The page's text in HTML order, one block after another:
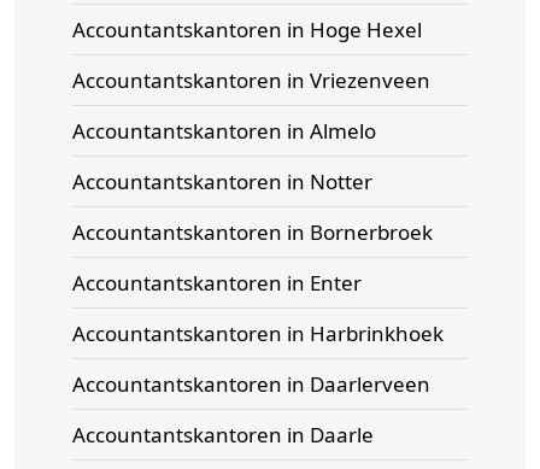
Accountantskantoren in Hoge Hexel
Accountantskantoren in Vriezenveen
Accountantskantoren in Almelo
Accountantskantoren in Notter
Accountantskantoren in Bornerbroek
Accountantskantoren in Enter
Accountantskantoren in Harbrinkhoek
Accountantskantoren in Daarlerveen
Accountantskantoren in Daarle